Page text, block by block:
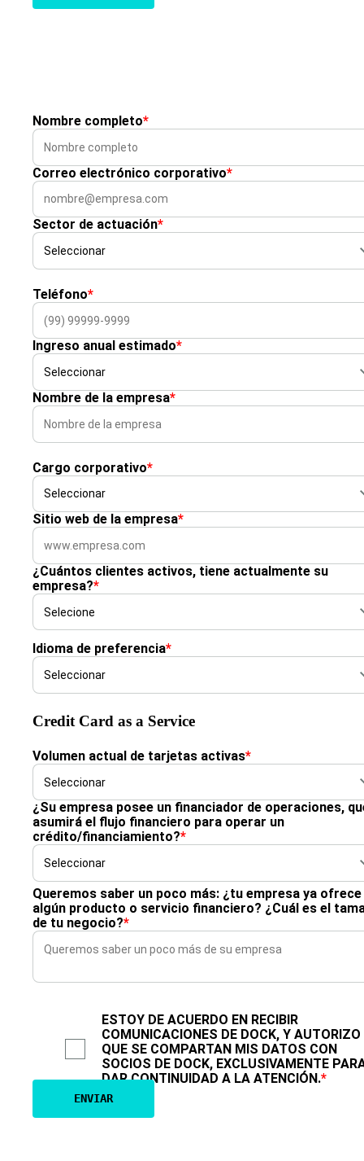
Nombre completo*
Correo electrónico corporativo*
Sector de actuación*
Teléfono*
Ingreso anual estimado*
Nombre de la empresa*
Cargo corporativo*
Sitio web de la empresa*
¿Cuántos clientes activos, tiene actualmente su
empresa?*
Idioma de preferencia*
Credit Card as a Service
Volumen actual de tarjetas activas*
¿Su empresa posee un financiador de operaciones,
asumirá el flujo financiero para operar un
crédito/financiamiento?*
Queremos saber un poco más: ¿tu empresa ya ofrece
algún producto o servicio financiero? ¿Cuál es el
de tu negocio?*
ESTOY DE ACUERDO EN RECIBIR
COMUNICACIONES DE DOCK, Y AUTORIZO
QUE SE COMPARTAN MIS DATOS CON
SOCIOS DE DOCK, EXCLUSIVAMENTE
DAR CONTINUIDAD A LA ATENCIÓN.*